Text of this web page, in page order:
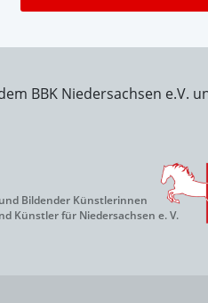
BBK Niedersachsen e.V.
Bildender Künstlerinnen
Künstler für Niedersachsen e. V.